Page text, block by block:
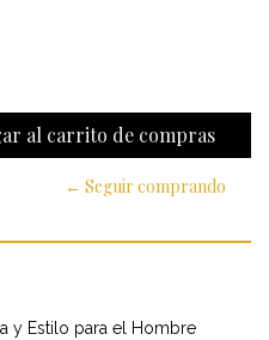
← Seguir comprando
y Estilo para el Hombre